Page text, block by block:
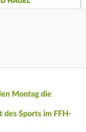
Montag die
des Sports im FFH-